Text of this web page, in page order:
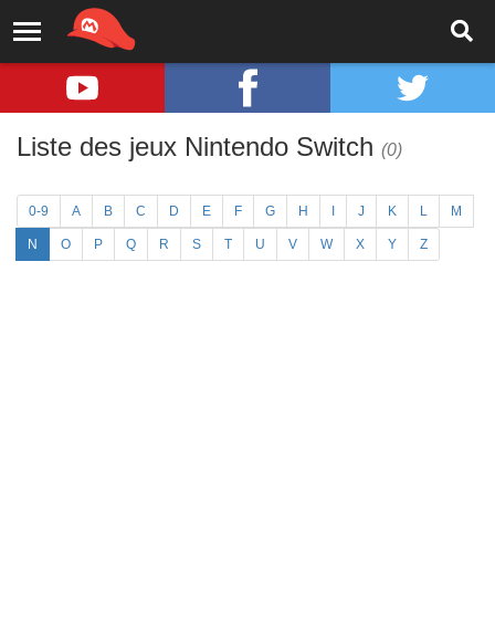
Liste des jeux Nintendo Switch (0)
0-9 A B C D E F G H J K L M
N O P Q R S T U V W X Y Z